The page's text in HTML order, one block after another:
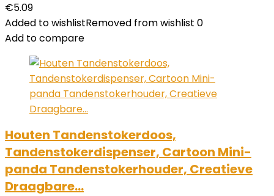
€5.09
Added to wishlistRemoved from wishlist 0
Add to compare
Houten Tandenstokerdoos,
Tandenstokerdispenser, Cartoon Mini-
panda Tandenstokerhouder, Creatieve
Draagbare…